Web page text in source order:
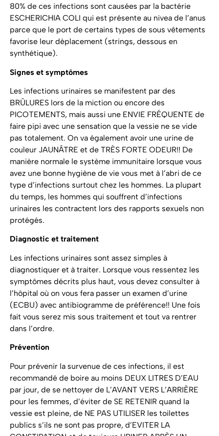
80% de ces infections sont causées par la bactérie
ESCHERICHIA COLI qui est présente au nivea de l’anus
parce que le port de certains types de sous vêtements
favorise leur déplacement (strings, dessous en
synthétique).
Signes et symptômes
Les infections urinaires se manifestent par des
BRÛLURES lors de la miction ou encore des
PICOTEMENTS, mais aussi une ENVIE FRÉQUENTE de
faire pipi avec une sensation que la vessie ne se vide
pas totalement. On va également avoir une urine de
couleur JAUNÂTRE et de TRÈS FORTE ODEUR!! De
manière normale le système immunitaire lorsque vous
avez une bonne hygiène de vie vous met à l’abri de ce
type d’infections surtout chez les hommes. La plupart
du temps, les hommes qui souffrent d’infections
urinaires les contractent lors des rapports sexuels non
protégés.
Diagnostic et traitement
Les infections urinaires sont assez simples à
diagnostiquer et à traiter. Lorsque vous ressentez les
symptômes décrits plus haut, vous devez consulter à
l’hôpital où on vous fera passer un examen d’urine
(ECBU) avec antibiogramme de préférence!! Une fois
fait vous serez mis sous traitement et tout va rentrer
dans l’ordre.
Prévention
Pour prévenir la survenue de ces infections, il est
recommandé de boire au moins DEUX LITRES D’EAU
par jour, de se nettoyer de L’AVANT VERS L’ARRIÈRE
pour les femmes, d’éviter de SE RETENIR quand la
vessie est pleine, de NE PAS UTILISER les toilettes
publics s’ils ne sont pas propre, d’EVITER LA